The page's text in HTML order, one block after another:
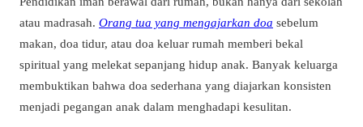
atau madrasah. Orang tua yang mengajarkan doa sebelum
makan, doa tidur, atau doa keluar rumah memberi bekal
spiritual yang melekat sepanjang hidup anak. Banyak keluarga
membuktikan bahwa doa sederhana yang diajarkan konsisten
menjadi pegangan anak dalam menghadapi kesulitan.